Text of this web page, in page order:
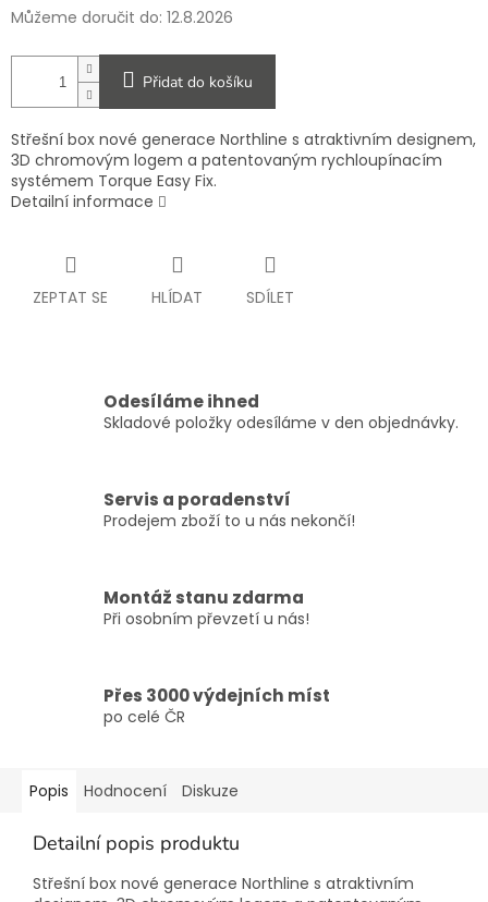
Můžeme doručit do: 12.8.2026
Přidat do košíku
Střešní box nové generace Northline s atraktivním designem,
3D chromovým logem a patentovaným rychloupínacím
systémem Torque Easy Fix.
Detailní informace
ZEPTAT SE HLÍDAT SDÍLET
Odesíláme ihned
Skladové položky odesíláme v den objednávky.
Servis a poradenství
Prodejem zboží to u nás nekončí!
Montáž stanu zdarma
Při osobním převzetí u nás!
Přes 3000 výdejních míst
po celé ČR
Popis Hodnocení Diskuze
Detailní popis produktu
Střešní box nové generace Northline s atraktivním